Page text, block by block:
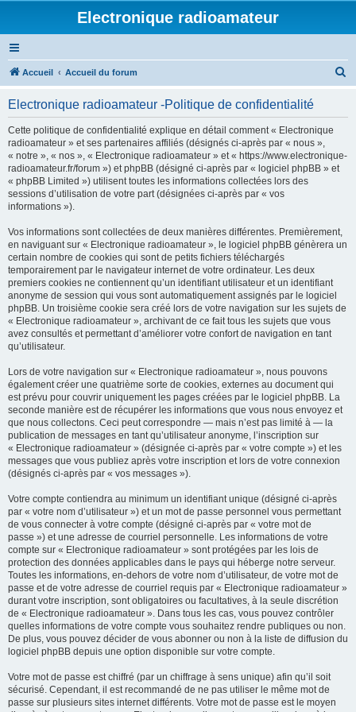
Electronique radioamateur
Accueil Accueil du forum
Electronique radioamateur -Politique de confidentialité
Cette politique de confidentialité explique en détail comment « Electronique
radioamateur » et ses partenaires affiliés (désignés ci-après par « nous »,
« notre », « nos », « Electronique radioamateur » et « https://www.electronique-
radioamateur.fr/forum ») et phpBB (désigné ci-après par « logiciel phpBB » et
« phpBB Limited ») utilisent toutes les informations collectées lors des
sessions d’utilisation de votre part (désignées ci-après par « vos
informations »).
Vos informations sont collectées de deux manières différentes. Premièrement,
en naviguant sur « Electronique radioamateur », le logiciel phpBB génèrera un
certain nombre de cookies qui sont de petits fichiers téléchargés
temporairement par le navigateur internet de votre ordinateur. Les deux
premiers cookies ne contiennent qu’un identifiant utilisateur et un identifiant
anonyme de session qui vous sont automatiquement assignés par le logiciel
phpBB. Un troisième cookie sera créé lors de votre navigation sur les sujets de
« Electronique radioamateur », archivant de ce fait tous les sujets que vous
avez consultés et permettant d’améliorer votre confort de navigation en tant
qu’utilisateur.
Lors de votre navigation sur « Electronique radioamateur », nous pouvons
également créer une quatrième sorte de cookies, externes au document qui
est prévu pour couvrir uniquement les pages créées par le logiciel phpBB. La
seconde manière est de récupérer les informations que vous nous envoyez et
que nous collectons. Ceci peut correspondre — mais n’est pas limité à — la
publication de messages en tant qu’utilisateur anonyme, l’inscription sur
« Electronique radioamateur » (désignée ci-après par « votre compte ») et les
messages que vous publiez après votre inscription et lors de votre connexion
(désignés ci-après par « vos messages »).
Votre compte contiendra au minimum un identifiant unique (désigné ci-après
par « votre nom d’utilisateur ») et un mot de passe personnel vous permettant
de vous connecter à votre compte (désigné ci-après par « votre mot de
passe ») et une adresse de courriel personnelle. Les informations de votre
compte sur « Electronique radioamateur » sont protégées par les lois de
protection des données applicables dans le pays qui héberge notre serveur.
Toutes les informations, en-dehors de votre nom d’utilisateur, de votre mot de
passe et de votre adresse de courriel requis par « Electronique radioamateur »
durant votre inscription, sont obligatoires ou facultatives, à la seule discrétion
de « Electronique radioamateur ». Dans tous les cas, vous pouvez contrôler
quelles informations de votre compte vous souhaitez rendre publiques ou non.
De plus, vous pouvez décider de vous abonner ou non à la liste de diffusion du
logiciel phpBB depuis une option disponible sur votre compte.
Votre mot de passe est chiffré (par un chiffrage à sens unique) afin qu’il soit
sécurisé. Cependant, il est recommandé de ne pas utiliser le même mot de
passe sur plusieurs sites internet différents. Votre mot de passe est le moyen